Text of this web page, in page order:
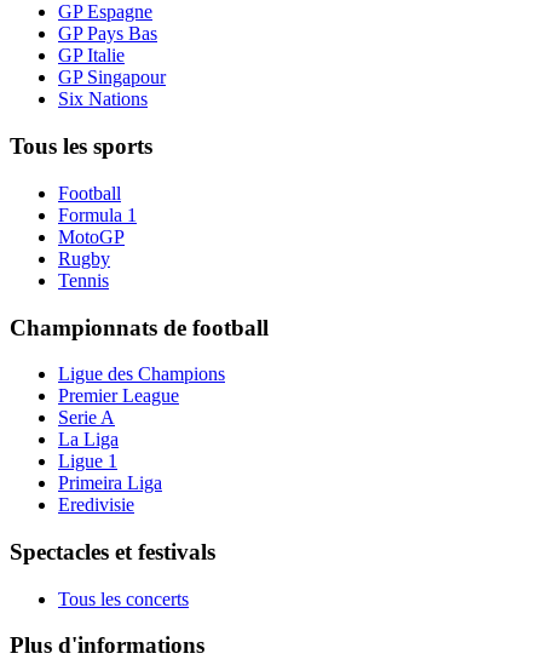
GP Espagne
GP Pays Bas
GP Italie
GP Singapour
Six Nations
Tous les sports
Football
Formula 1
MotoGP
Rugby
Tennis
Championnats de football
Ligue des Champions
Premier League
Serie A
La Liga
Ligue 1
Primeira Liga
Eredivisie
Spectacles et festivals
Tous les concerts
Plus d'informations